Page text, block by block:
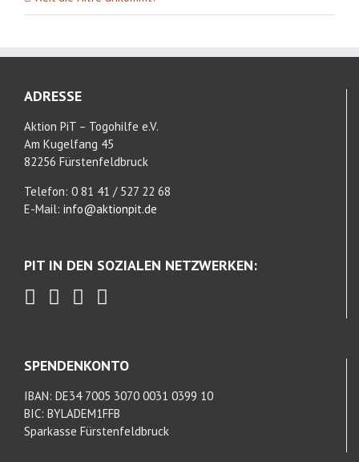
ADRESSE
Aktion PiT – Togohilfe e.V.
Am Kugelfang 45
82256 Fürstenfeldbruck
Telefon: 0 81 41 / 527 22 68
E-Mail: info@aktionpit.de
PIT IN DEN SOZIALEN NETZWERKEN:
SPENDENKONTO
IBAN: DE34 7005 3070 0031 0399 10
BIC: BYLADEM1FFB
Sparkasse Fürstenfeldbruck